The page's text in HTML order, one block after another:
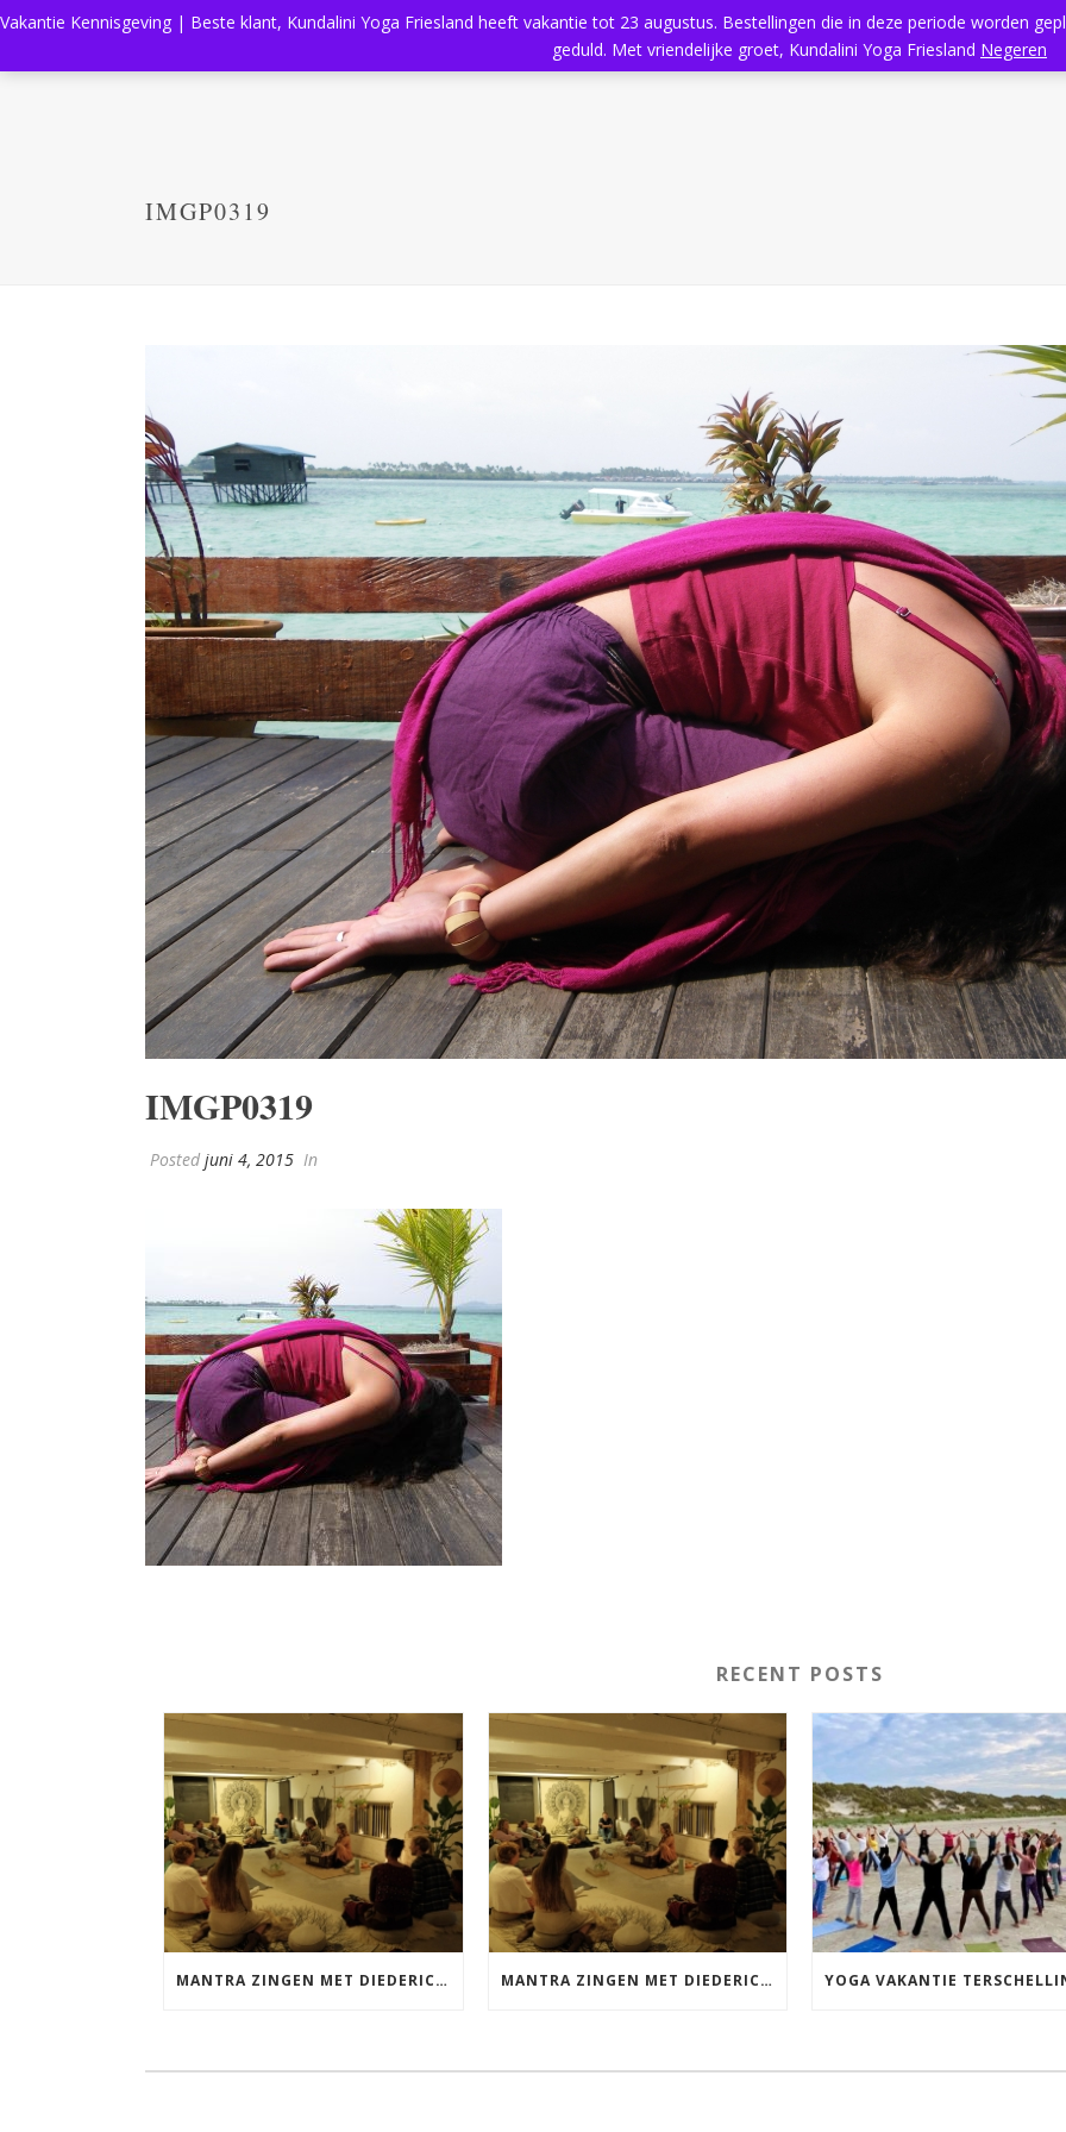
Aanbod Kundalini Yoga Massage Rooster
IMGP0319
IMGP0319
Posted juni 4, 2015 In
RECENT POSTS
MANTRA ZINGEN MET DIEDERICK VRIJDAG 25 SEPTEMBER EN 20 NOVEMBER MANTRA ZINGEN MET DIEDERICK IN LEEUWARDEN VRIJDAG 12 JUNI KIRTAN
Vakantie Kennisgeving | Beste klant, Kundalini Yoga Friesland heeft vakantie tot 23 augustus. Bestellingen die in deze periode worden
geduld. Met vriendelijke groet, Kundalini Yoga Friesland Negeren